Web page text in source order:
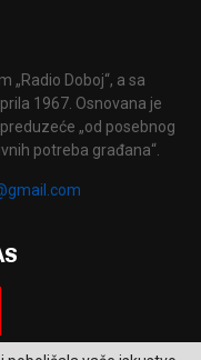
„Radio Doboj“, a sa
1967. Osnovana je
„od posebnog
potreba građana“.